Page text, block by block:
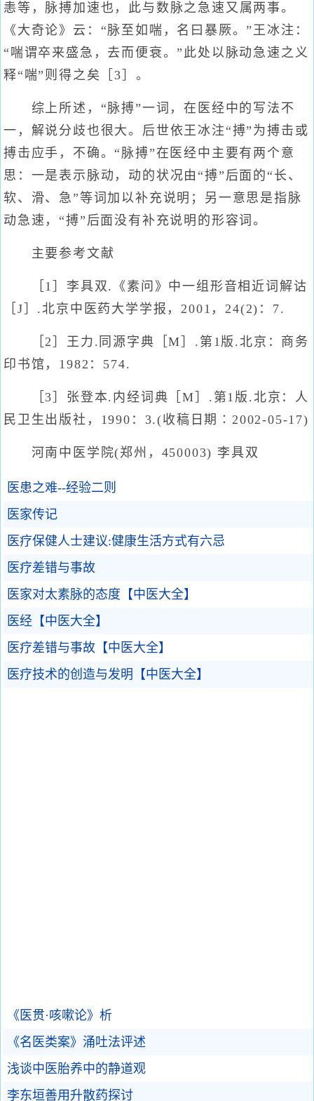
恚等，脉搏加速也，此与数脉之急速又属两事。
《大奇论》云：“脉至如喘，名曰暴厥。”王冰注：
“喘谓卒来盛急，去而便衰。”此处以脉动急速之义
释“喘”则得之矣［3］。
综上所述，“脉搏”一词，在医经中的写法不
一，解说分歧也很大。后世依王冰注“搏”为搏击或
搏击应手，不确。“脉搏”在医经中主要有两个意
思：一是表示脉动，动的状况由“搏”后面的“长、
软、滑、急”等词加以补充说明；另一意思是指脉
动急速，“搏”后面没有补充说明的形容词。
主要参考文献
［1］李具双.《素问》中一组形音相近词解诂
［J］.北京中医药大学学报，2001，24(2)：7.
［2］王力.同源字典［M］.第1版.北京：商务
印书馆，1982：574.
［3］张登本.内经词典［M］.第1版.北京：人
民卫生出版社，1990：3.(收稿日期∶2002-05-17)
河南中医学院(郑州，450003) 李具双
医患之难--经验二则
医家传记
医疗保健人士建议:健康生活方式有六忌
医疗差错与事故
医家对太素脉的态度【中医大全】
医经【中医大全】
医疗差错与事故【中医大全】
医疗技术的创造与发明【中医大全】
《医贯·咳嗽论》析
《名医类案》涌吐法评述
浅谈中医胎养中的静道观
李东垣善用升散药探讨